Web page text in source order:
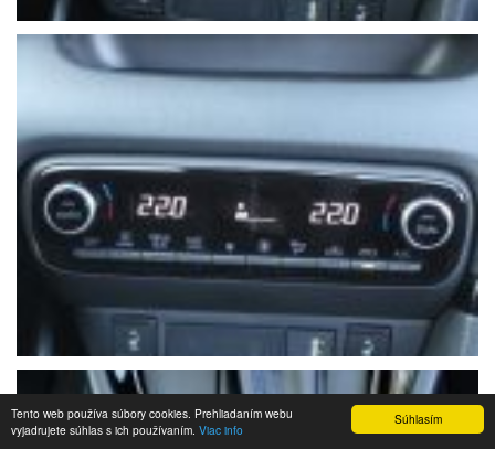
Súhlasím
Tento web používa súbory cookies. Prehliadaním webu
vyjadrujete súhlas s ich používaním. Viac info